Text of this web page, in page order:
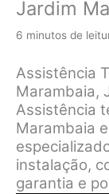
Jardim
6 minutos de
Assistência
Marambaia,
Assistência
Marambaia
instalação,
garantia e